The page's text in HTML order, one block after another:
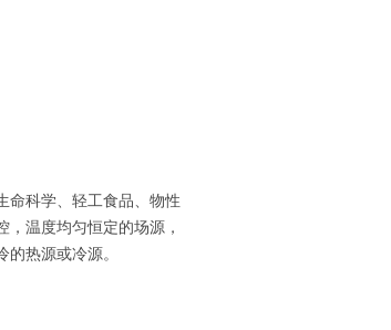
命科学、轻工食品、物性
温度均匀恒定的场源，
热源或冷源。